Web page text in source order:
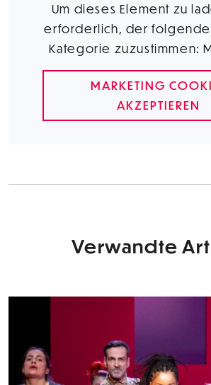
Um dieses Element zu
erforderlich, der
Kategorie zuzustimmen:
MARKETING
AKZEPTIEREN
Verwandte